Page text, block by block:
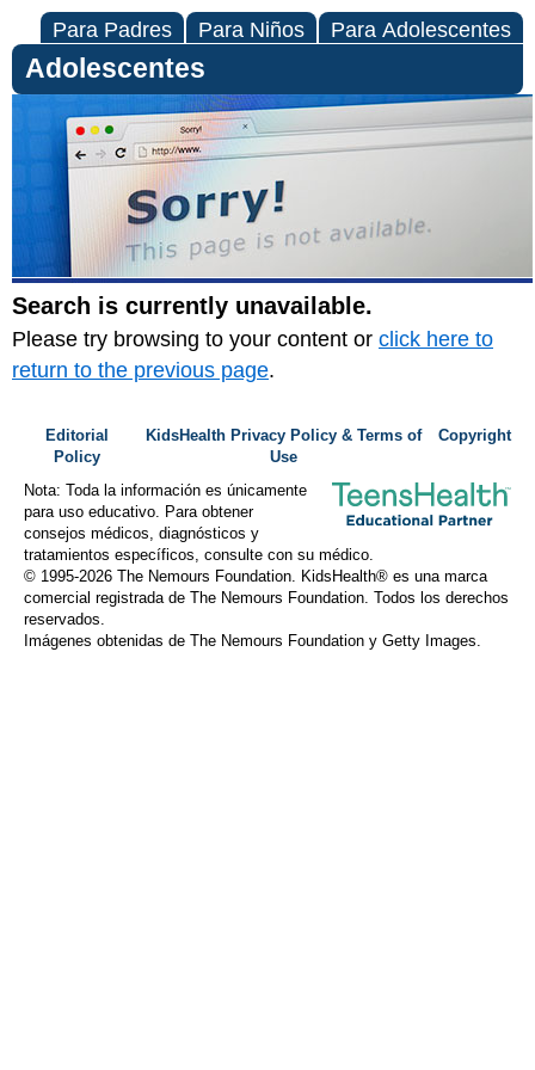
Para Padres Para Niños Para Adolescentes
Adolescentes
Search is currently unavailable.
Please try browsing to your content or click here to
return to the previous page.
Editorial
Policy
KidsHealth Privacy Policy & Terms of
Use
Copyright
Nota: Toda la información es únicamente
para uso educativo. Para obtener
consejos médicos, diagnósticos y
tratamientos específicos, consulte con su médico.
© 1995-2026 The Nemours Foundation. KidsHealth® es una marca
comercial registrada de The Nemours Foundation. Todos los derechos
reservados.
Imágenes obtenidas de The Nemours Foundation y Getty Images.